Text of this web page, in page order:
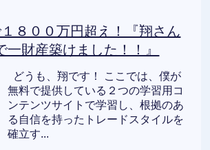
８００万円超え！『翔さん
一財産築けました！！』
どうも、翔です！ ここでは、僕が
無料で提供している２つの学習用コ
ンテンツサイトで学習し、根拠のあ
る自信を持ったトレードスタイルを
確立す...